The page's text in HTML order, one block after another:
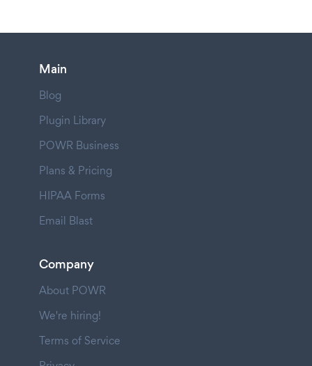
Main
Blog
Plugin Library
POWR Business
Plans & Pricing
HIPAA Forms
Email Blast
Company
About POWR
We're hiring!
Terms of Service